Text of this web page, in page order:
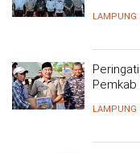
LAMPUNG
Pemkab
LAMPUNG